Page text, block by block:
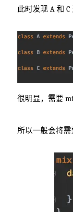
此时发现 A 和
很明显，需要
所以一般会将需